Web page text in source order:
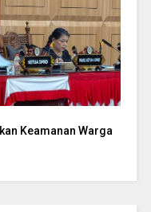
Keamanan Warga